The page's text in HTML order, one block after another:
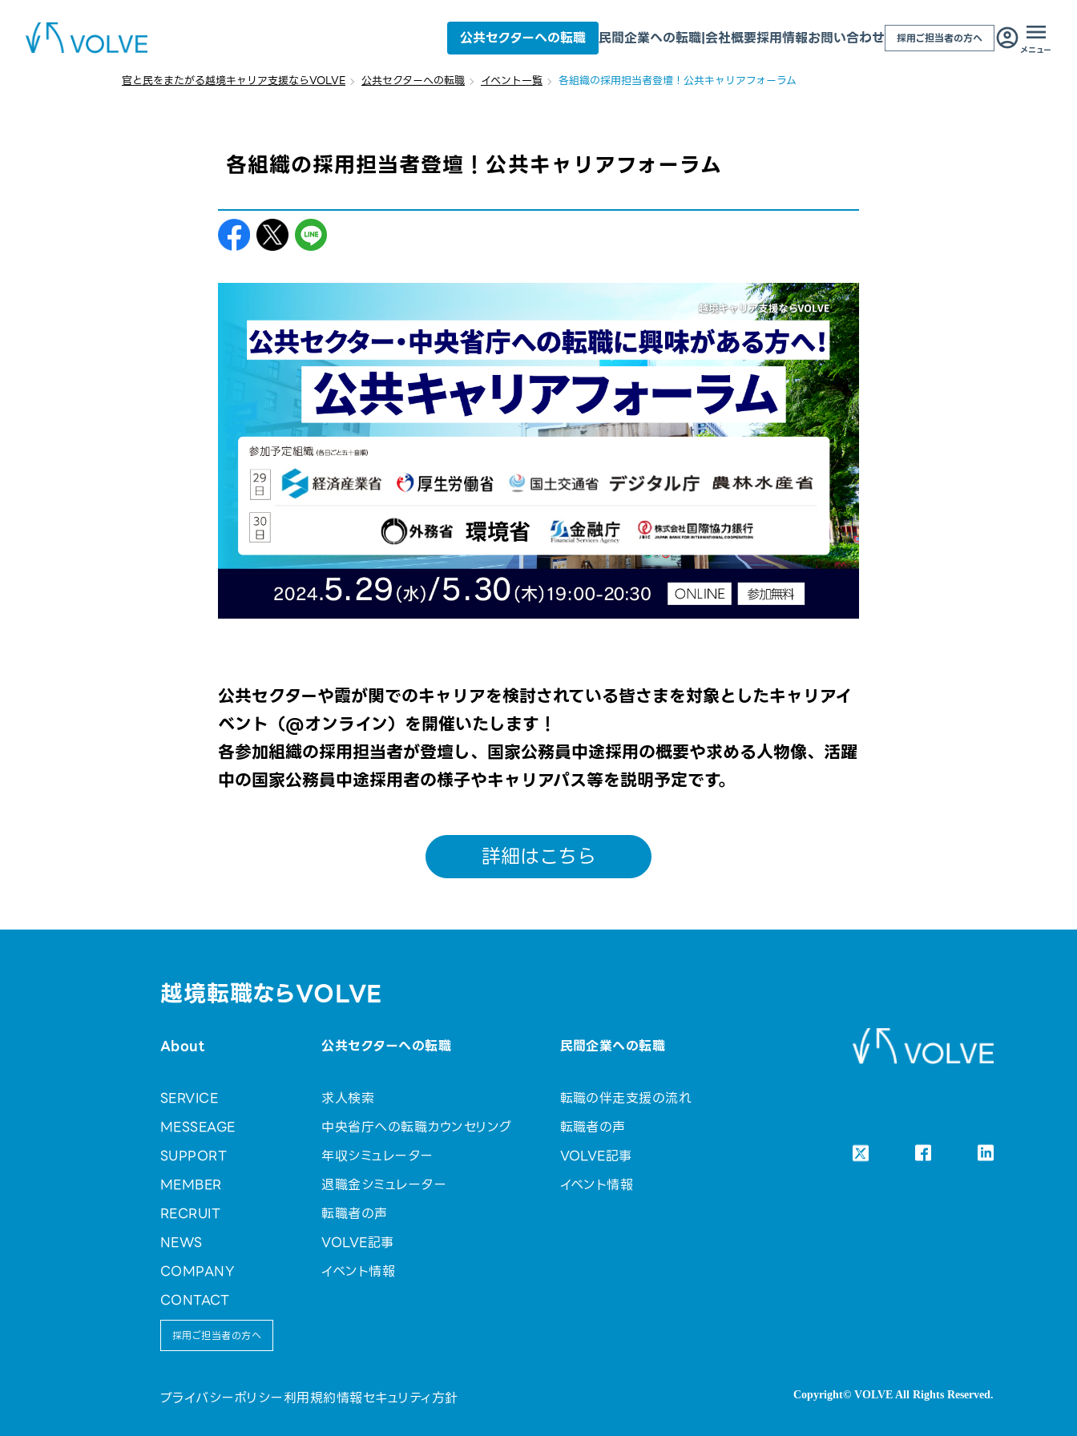
公共セクターへの転職 民間企業への転職|会社概要採用情報お問い合わせ 採用ご担当者の方へ
メニュー
官と民をまたがる越境キャリア支援ならVOLVE 公共セクターへの転職 イベント一覧 各組織の採用担当者登壇！公共キャリアフォーラム
各組織の採用担当者登壇！公共キャリアフォーラム
公共セクターや霞が関でのキャリアを検討されている皆さまを対象としたキャリアイ
ベント（@オンライン）を開催いたします！
各参加組織の採用担当者が登壇し、国家公務員中途採用の概要や求める人物像、活躍
中の国家公務員中途採用者の様子やキャリアパス等を説明予定です。
詳細はこちら
越境転職ならVOLVE
About
SERVICE
MESSEAGE
SUPPORT
MEMBER
RECRUIT
NEWS
COMPANY
CONTACT
採用ご担当者の方へ
公共セクターへの転職
求人検索
中央省庁への転職カウンセリング
年収シミュレーター
退職金シミュレーター
転職者の声
VOLVE記事
イベント情報
民間企業への転職
転職の伴走支援の流れ
転職者の声
VOLVE記事
イベント情報
プライバシーポリシー利用規約情報セキュリティ方針 Copyright© VOLVE All Rights Reserved.